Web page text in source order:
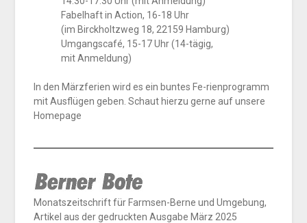
Fabelhaft in Action, 16-18 Uhr
(im Birckholtzweg 18, 22159 Hamburg)
Umgangscafé, 15-17 Uhr (14-tägig,
mit Anmeldung)
In den Märzferien wird es ein buntes Fe-rienprogramm
mit Ausflügen geben. Schaut hierzu gerne auf unsere
Homepage
Monatszeitschrift für Farmsen-Berne und Umgebung,
Artikel aus der gedruckten Ausgabe März 2025